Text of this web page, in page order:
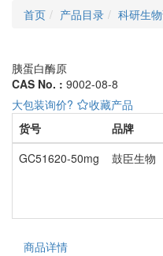
首页 产品目录 科研生
胰蛋白酶原
CAS No. : 9002-08-8
大包装询价?
收藏产品
货号
品牌
GC51620-50mg
鼓臣生物
商品详情